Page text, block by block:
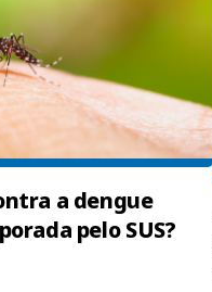
a dengue
pelo SUS?